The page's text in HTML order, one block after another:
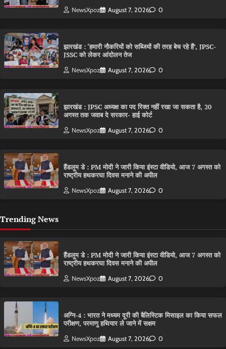
NewsXpoz August 7, 2026 0
झारखंड : ‘हमारी नौकरियों को सब्जियों की तरह बेच रहे हैं’, JPSC-
JSSC को लेकर आंदोलन तेज
NewsXpoz August 7, 2026 0
झारखंड : JPSC अध्यक्ष का पद रिक्त नहीं रखा जा सकता है, 20
अगस्त तक जवाब दे सरकार- हाई कोर्ट
NewsXpoz August 7, 2026 0
हैंडलूम डे : PM मोदी ने जारी किया इंस्टा वीडियो, आज 7 अगस्त को
राष्ट्रीय हथकरघा दिवस मनाने की अपील
NewsXpoz August 7, 2026 0
Trending News
हैंडलूम डे : PM मोदी ने जारी किया इंस्टा वीडियो, आज 7 अगस्त को
राष्ट्रीय हथकरघा दिवस मनाने की अपील
NewsXpoz August 7, 2026 0
अग्नि-4 : भारत ने मध्यम दूरी की बैलिस्टिक मिसाइल का किया सफल
परीक्षण, परमाणु हथियार ले जाने में सक्षम
NewsXpoz August 7, 2026 0